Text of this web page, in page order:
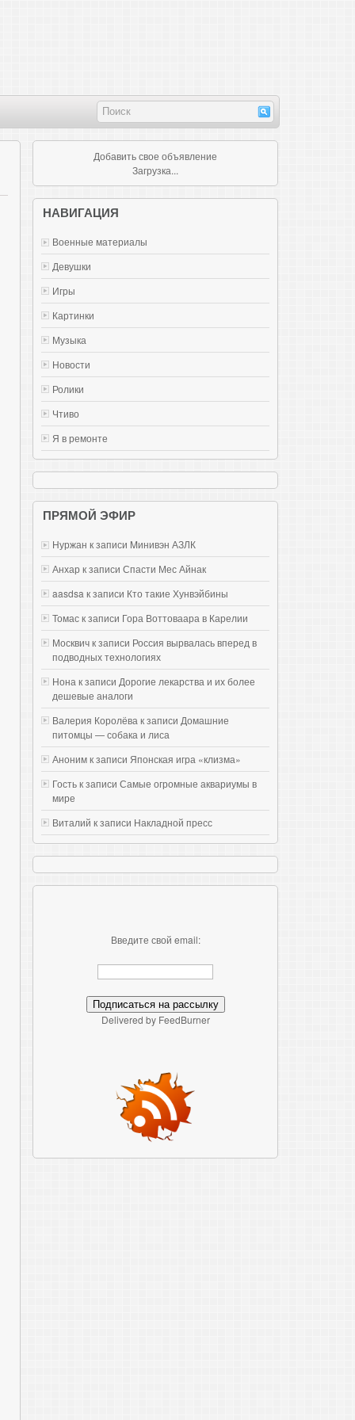
Добавить свое объявление
Загрузка...
НАВИГАЦИЯ
Военные материалы
Девушки
Игры
Картинки
Музыка
Новости
Ролики
Чтиво
Я в ремонте
ПРЯМОЙ ЭФИР
Нуржан к записи Mинивэн АЗЛК
Анхар к записи Спасти Мес Айнак
aasdsa к записи Кто такие Хунвэйбины
Томас к записи Гора Воттоваара в Карелии
Москвич к записи Россия вырвалась вперед в
подводных технологиях
Нона к записи Дорогие лекарства и их более
дешевые аналоги
Валерия Королёва к записи Домашние
питомцы — собака и лиса
Аноним к записи Японская игра «клизма»
Гость к записи Самые огромные аквариумы в
мире
Виталий к записи Накладной пресс
Введите свой email:
Delivered by FeedBurner